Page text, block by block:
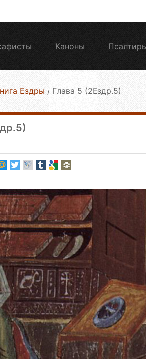
Каноны Псалтирь
Ездры / Глава 5 (2Ездр.5)